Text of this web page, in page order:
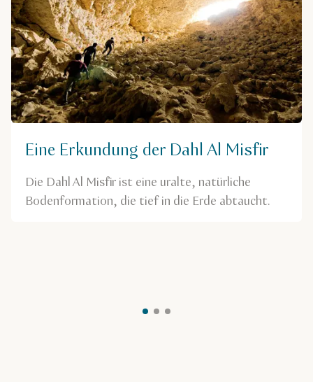
Eine Erkundung der Dahl Al Misfir
Die Dahl Al Misfir ist eine uralte, natürliche
Bodenformation, die tief in die Erde abtaucht.